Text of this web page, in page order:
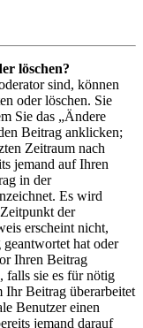
löschen?
sind, können
oder löschen. Sie
Sie das „Ändere
Beitrag anklicken;
Zeitraum nach
jemand auf Ihren
in der
Es wird
der
erscheint nicht,
hat oder
Ihren Beitrag
falls sie es für nötig
Ihr Beitrag überarbeitet
Benutzer einen
jemand darauf